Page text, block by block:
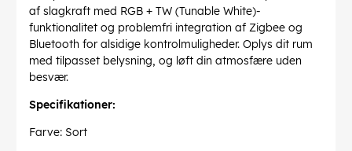
af slagkraft med RGB + TW (Tunable White)-
funktionalitet og problemfri integration af Zigbee og
Bluetooth for alsidige kontrolmuligheder. Oplys dit rum
med tilpasset belysning, og løft din atmosfære uden
besvær.
Specifikationer:
Farve: Sort